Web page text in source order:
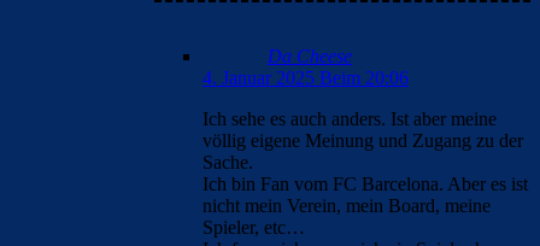
Da Cheese
4. Januar 2025 Beim 20:06
Ich sehe es auch anders. Ist aber meine
völlig eigene Meinung und Zugang zu der
Sache.
Ich bin Fan vom FC Barcelona. Aber es ist
nicht mein Verein, mein Board, meine
Spieler, etc…